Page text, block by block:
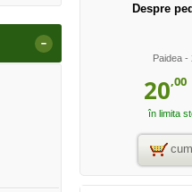
Despre
Paidea-
20,00
în limita
-